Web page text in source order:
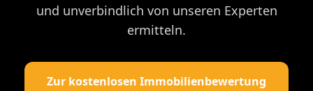
und unverbindlich von unseren Experten
ermitteln.
Zur kostenlosen Immobilienbewertung